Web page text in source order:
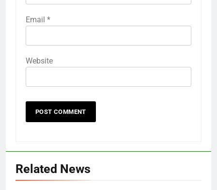
Email *
Website
Related News